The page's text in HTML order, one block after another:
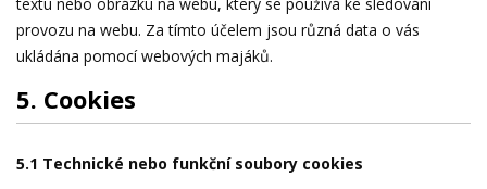
textu nebo obrázku na webu, který se používá ke sledování
provozu na webu. Za tímto účelem jsou různá data o vás
ukládána pomocí webových majáků.
5. Cookies
5.1 Technické nebo funkční soubory cookies